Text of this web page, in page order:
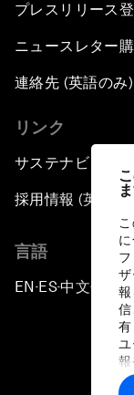
有
報
プレスリリース
ニュースレター
連絡先 (英語のみ)
リンク
サステナビリティ
採用情報 (英語の
言語
EN ▪ES▪中文▪ 日本